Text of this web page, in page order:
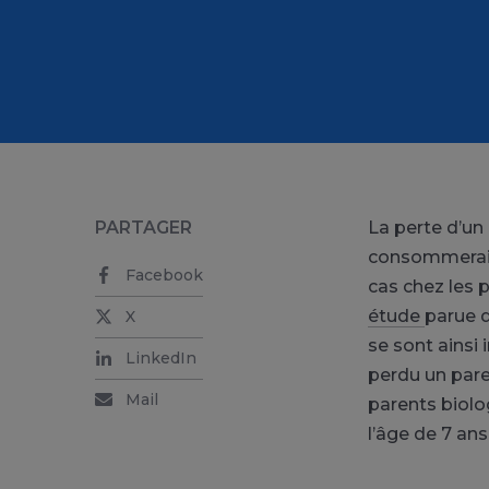
La perte
cas chez les
étude parue
se sont ainsi
perdu un
parents
l’âge de 7
PARTAGER
Facebook
X
LinkedIn
Mail